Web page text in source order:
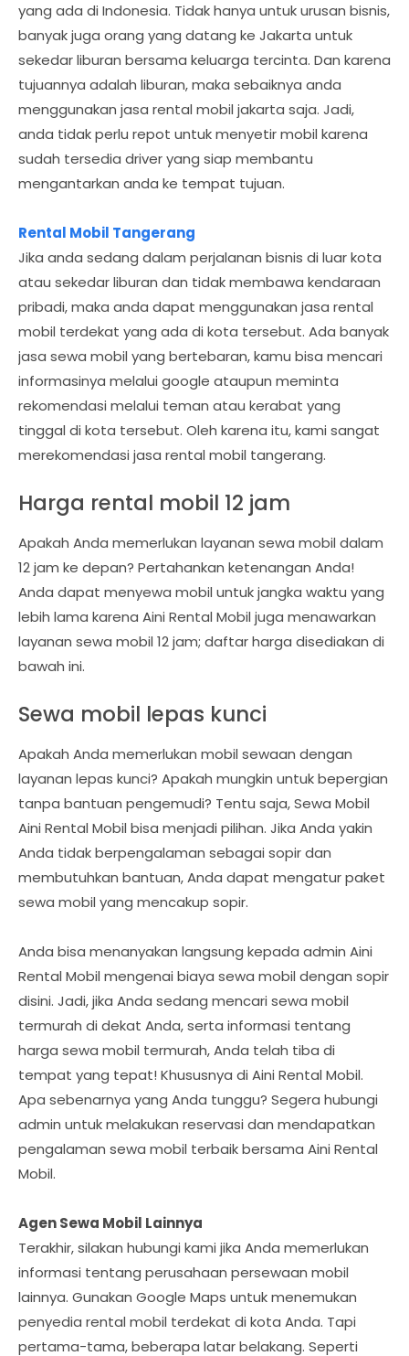
yang ada di Indonesia. Tidak hanya untuk urusan bisnis,
banyak juga orang yang datang ke Jakarta untuk
sekedar liburan bersama keluarga tercinta. Dan karena
tujuannya adalah liburan, maka sebaiknya anda
menggunakan jasa rental mobil jakarta saja. Jadi,
anda tidak perlu repot untuk menyetir mobil karena
sudah tersedia driver yang siap membantu
mengantarkan anda ke tempat tujuan.
Rental Mobil Tangerang
Jika anda sedang dalam perjalanan bisnis di luar kota
atau sekedar liburan dan tidak membawa kendaraan
pribadi, maka anda dapat menggunakan jasa rental
mobil terdekat yang ada di kota tersebut. Ada banyak
jasa sewa mobil yang bertebaran, kamu bisa mencari
informasinya melalui google ataupun meminta
rekomendasi melalui teman atau kerabat yang
tinggal di kota tersebut. Oleh karena itu, kami sangat
merekomendasi jasa rental mobil tangerang.
Harga rental mobil 12 jam
Apakah Anda memerlukan layanan sewa mobil dalam
12 jam ke depan? Pertahankan ketenangan Anda!
Anda dapat menyewa mobil untuk jangka waktu yang
lebih lama karena Aini Rental Mobil juga menawarkan
layanan sewa mobil 12 jam; daftar harga disediakan di
bawah ini.
Sewa mobil lepas kunci
Apakah Anda memerlukan mobil sewaan dengan
layanan lepas kunci? Apakah mungkin untuk bepergian
tanpa bantuan pengemudi? Tentu saja, Sewa Mobil
Aini Rental Mobil bisa menjadi pilihan. Jika Anda yakin
Anda tidak berpengalaman sebagai sopir dan
membutuhkan bantuan, Anda dapat mengatur paket
sewa mobil yang mencakup sopir.
Anda bisa menanyakan langsung kepada admin Aini
Rental Mobil mengenai biaya sewa mobil dengan sopir
disini. Jadi, jika Anda sedang mencari sewa mobil
termurah di dekat Anda, serta informasi tentang
harga sewa mobil termurah, Anda telah tiba di
tempat yang tepat! Khususnya di Aini Rental Mobil.
Apa sebenarnya yang Anda tunggu? Segera hubungi
admin untuk melakukan reservasi dan mendapatkan
pengalaman sewa mobil terbaik bersama Aini Rental
Mobil.
Agen Sewa Mobil Lainnya
Terakhir, silakan hubungi kami jika Anda memerlukan
informasi tentang perusahaan persewaan mobil
lainnya. Gunakan Google Maps untuk menemukan
penyedia rental mobil terdekat di kota Anda. Tapi
pertama-tama, beberapa latar belakang. Seperti